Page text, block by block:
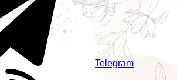
Telegram